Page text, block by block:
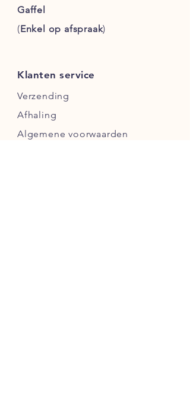
Gaffel
(Enkel op afspraak)
Klanten service
Verzending
Afhaling
Algemene voorwaarden